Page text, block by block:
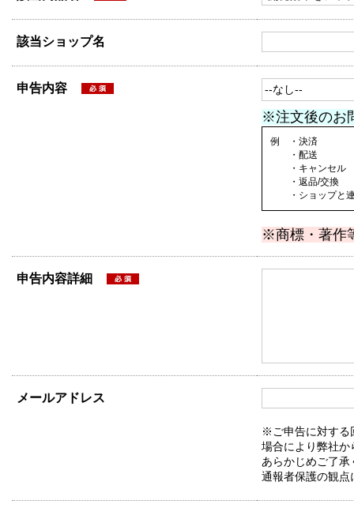
該当ショップ名
申告内容
※注文後のお
例 ・決済
・配送
・キャンセル
・返品/交換
・ショップと連
※商標・著作
申告内容詳細
メールアドレス
※ご申告に対する
場合により弊社か
あらかじめご了承
通報者保護の観点